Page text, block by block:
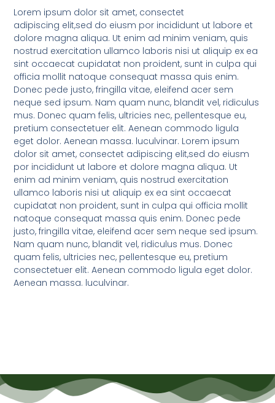
Lorem ipsum dolor sit amet, consectet
adipiscing elit,sed do eiusm por incididunt ut labore et
dolore magna aliqua. Ut enim ad minim veniam, quis
nostrud exercitation ullamco laboris nisi ut aliquip ex ea
sint occaecat cupidatat non proident, sunt in culpa qui
officia mollit natoque consequat massa quis enim.
Donec pede justo, fringilla vitae, eleifend acer sem
neque sed ipsum. Nam quam nunc, blandit vel, ridiculus
mus. Donec quam felis, ultricies nec, pellentesque eu,
pretium consectetuer elit. Aenean commodo ligula
eget dolor. Aenean massa. luculvinar. Lorem ipsum
dolor sit amet, consectet adipiscing elit,sed do eiusm
por incididunt ut labore et dolore magna aliqua. Ut
enim ad minim veniam, quis nostrud exercitation
ullamco laboris nisi ut aliquip ex ea sint occaecat
cupidatat non proident, sunt in culpa qui officia mollit
natoque consequat massa quis enim. Donec pede
justo, fringilla vitae, eleifend acer sem neque sed ipsum.
Nam quam nunc, blandit vel, ridiculus mus. Donec
quam felis, ultricies nec, pellentesque eu, pretium
consectetuer elit. Aenean commodo ligula eget dolor.
Aenean massa. luculvinar.